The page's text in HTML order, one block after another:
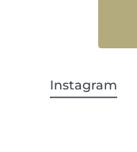
Instagram